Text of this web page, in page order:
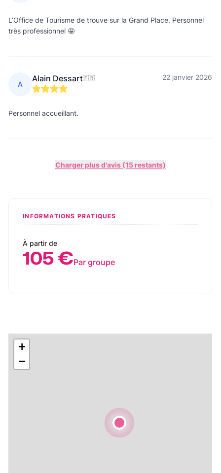
L’Office de Tourisme de trouve sur la Grand Place. Personnel
très professionnel 🤩
A
Alain Dessart🇫🇷 22 janvier 2026
Personnel accueillant.
Charger plus d'avis (15 restants)
INFORMATIONS PRATIQUES
À partir de
105 €Par groupe
+
−